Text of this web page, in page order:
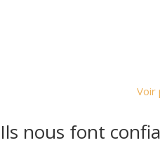
Voir
Ils nous font